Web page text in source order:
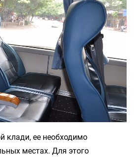
клади, ее необходимо
местах. Для этого